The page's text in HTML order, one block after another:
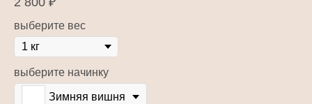
выберите вес
выберите начинку
Зимняя вишня